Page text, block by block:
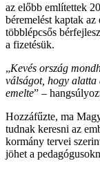
az előbb említettek
béremelést kaptak
többlépcsős
a fizetésük.
„Kevés ország
válságot, hogy alatta
emelte” –
Hozzáfűzte, ma
tudnak keresni az
kormány tervei
jöhet a